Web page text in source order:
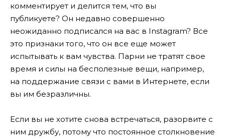
комментирует и делится тем, что вы
публикуете? Он недавно совершенно
неожиданно подписался на вас в Instagram? Все
это признаки того, что он все еще может
испытывать к вам чувства. Парни не тратят свое
время и силы на бесполезные вещи, например,
на поддержание связи с вами в Интернете, если
вы им безразличны.
Если вы не хотите снова встречаться, разорвите с
ним дружбу, потому что постоянное столкновение